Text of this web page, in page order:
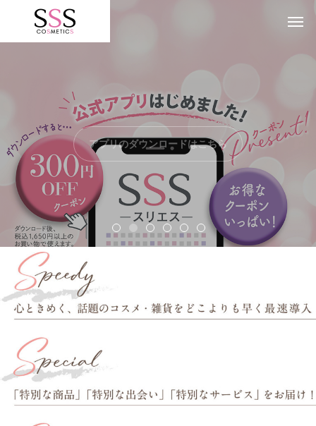
アプリのダウンロードはこちら